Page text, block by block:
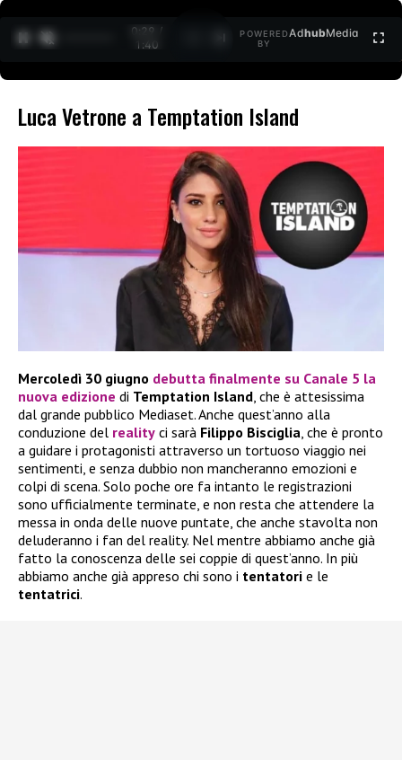
0:30 /
1:40
POWERED
BY
AdhubMedia
Luca Vetrone a Temptation Island
Mercoledì 30 giugno debutta finalmente su Canale 5 la
nuova edizione di Temptation Island, che è attesissima
dal grande pubblico Mediaset. Anche quest’anno alla
conduzione del reality ci sarà Filippo Bisciglia, che è pronto
a guidare i protagonisti attraverso un tortuoso viaggio nei
sentimenti, e senza dubbio non mancheranno emozioni e
colpi di scena. Solo poche ore fa intanto le registrazioni
sono ufficialmente terminate, e non resta che attendere la
messa in onda delle nuove puntate, che anche stavolta non
deluderanno i fan del reality. Nel mentre abbiamo anche già
fatto la conoscenza delle sei coppie di quest’anno. In più
abbiamo anche già appreso chi sono i tentatori e le
tentatrici.